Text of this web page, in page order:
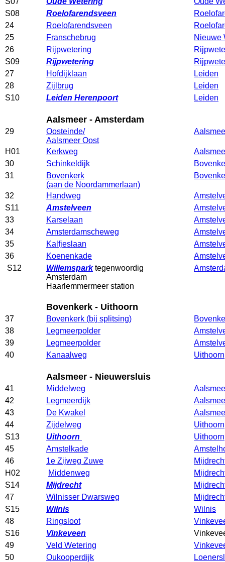
S08
Roelofarendsveen
24
Roelofarendsveen
25
Franschebrug
Nieuwe
26
Rijpwetering
S09
Rijpwetering
27
Hofdijklaan
Leiden
28
Zijlbrug
Leiden
S10
Leiden Herenpoort Leiden
Aalsmeer - Amsterdam
29
Oosteinde/
Aalsmeer Oost
H01 Kerkweg
30
Schinkeldijk
31
Bovenkerk
(aan de Noordammerlaan)
32 Handweg
S11
Amstelveen
33
Karselaan
34
Amsterdamscheweg
35
Kalfjeslaan
36
Koenenkade
S12
Willemsparktegenwoordig
Amsterdam
Haarlemmermeer station
Bovenkerk - Uithoorn
37 Bovenkerk (bij splitsing)
38
Legmeerpolder
39
Legmeerpolder
40
Kanaalweg Uithoorn
Aalsmeer - Nieuwersluis
41 Middelweg
42
Legmeerdijk
43
De Kwakel
44
Zijdelweg
Uithoorn
S13
Uithoorn
Uithoorn
45
Amstelkade
46
1e Zijweg Zuwe
H02
Middenweg
S14
Mijdrecht
47
Wilnisser Dwarsweg
S15
Wilnis
Wilnis
48
Ringsloot
S16
Vinkeveen
49
Veld Wetering
50
Oukooperdijk